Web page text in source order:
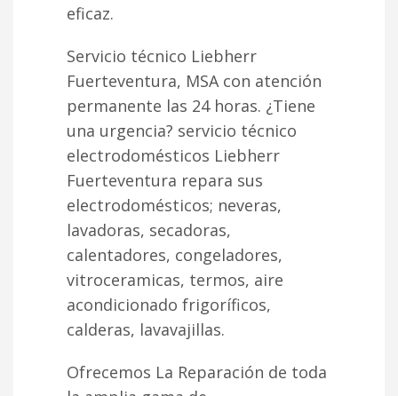
eficaz.
Servicio técnico Liebherr
Fuerteventura, MSA con atención
permanente las 24 horas. ¿Tiene
una urgencia? servicio técnico
electrodomésticos Liebherr
Fuerteventura repara sus
electrodomésticos; neveras,
lavadoras, secadoras,
calentadores, congeladores,
vitroceramicas, termos, aire
acondicionado frigoríficos,
calderas, lavavajillas.
Ofrecemos La Reparación de toda